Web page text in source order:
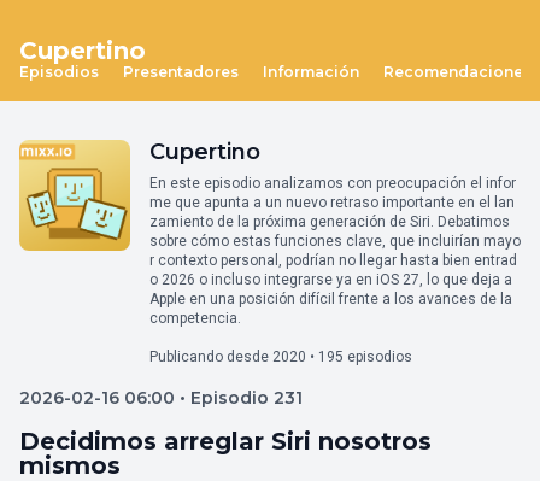
Cupertino
Episodios Presentadores Información Recomendaciones
Cupertino
En este episodio analizamos con preocupación el infor
me que apunta a un nuevo retraso importante en el lan
zamiento de la próxima generación de Siri. Debatimos
sobre cómo estas funciones clave, que incluirían mayo
r contexto personal, podrían no llegar hasta bien entrad
o 2026 o incluso integrarse ya en iOS 27, lo que deja a
Apple en una posición difícil frente a los avances de la
competencia.
Publicando desde 2020 • 195 episodios
2026-02-16 06:00 • Episodio 231
Decidimos arreglar Siri nosotros
mismos